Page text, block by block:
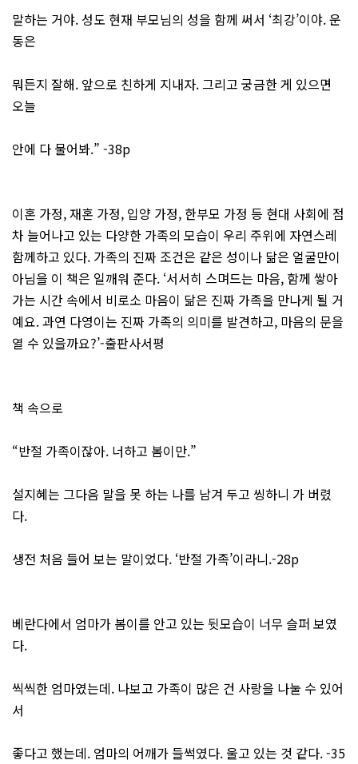
말하는 거야. 성도 현재 부모님의 성을 함께 써서 ‘최강’이야. 운
동은
뭐든지 잘해. 앞으로 친하게 지내자. 그리고 궁금한 게 있으면
오늘
안에 다 물어봐.” -38p
이혼 가정, 재혼 가정, 입양 가정, 한부모 가정 등 현대 사회에 점
차 늘어나고 있는 다양한 가족의 모습이 우리 주위에 자연스레
함께하고 있다. 가족의 진짜 조건은 같은 성이나 닮은 얼굴만이
아님을 이 책은 일깨워 준다. ‘서서히 스며드는 마음, 함께 쌓아
가는 시간 속에서 비로소 마음이 닮은 진짜 가족을 만나게 될 거
예요. 과연 다영이는 진짜 가족의 의미를 발견하고, 마음의 문을
열 수 있을까요?’-출판사서평
책 속으로
“반절 가족이잖아. 너하고 봄이만.”
설지혜는 그다음 말을 못 하는 나를 남겨 두고 씽하니 가 버렸
다.
생전 처음 들어 보는 말이었다. ‘반절 가족’이라니.-28p
베란다에서 엄마가 봄이를 안고 있는 뒷모습이 너무 슬퍼 보였
다.
씩씩한 엄마였는데. 나보고 가족이 많은 건 사랑을 나눌 수 있어
서
좋다고 했는데. 엄마의 어깨가 들썩였다. 울고 있는 것 같다. -35